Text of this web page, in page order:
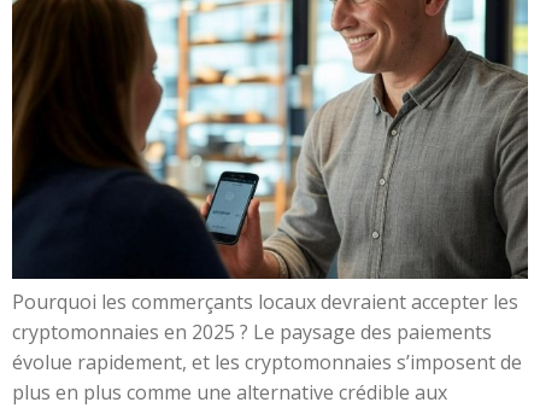
Pourquoi les commerçants locaux devraient accepter les
cryptomonnaies en 2025 ? Le paysage des paiements
évolue rapidement, et les cryptomonnaies s’imposent de
plus en plus comme une alternative crédible aux